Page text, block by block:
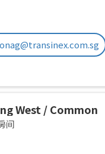
West / Common
Oct 2
间